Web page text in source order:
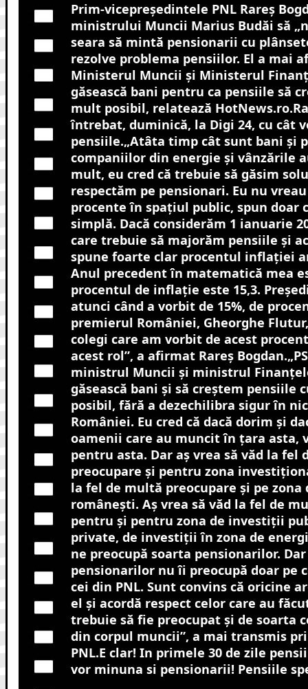
Prim-vicepreşedintele PNL Rareş
ministrului Muncii Marius Budăi să
seara să mintă pensionarii cu
rezolve problema pensiilor. El a mai
Ministerul Muncii şi Ministerul
găsească bani pentru ca pensiile să
mult posibil, relatează HotNews.ro.
întrebat, duminică, la Digi 24, cu cât
pensiile.„Atâta timp cât sunt bani şi
companiilor din energie şi vânzările
mult, eu cred că trebuie să găsim
respectăm pe pensionari. Eu nu
procente în spaţiul public, spun doar
simplă. Dacă considerăm 1 ianuarie
care trebuie să majorăm pensiile şi
spune foarte clar procentul inflaţiei
Anul precedent în matematică mea
procentul de inflaţie este 15,3.
atunci când a vorbit de 15%, de
premierul României, Gheorghe
colegi care am vorbit de acest
acest rol”, a afirmat Rareş
ministrul Muncii şi ministrul
găsească bani şi să creştem pensiile
posibil, fără a dezechilibra sigur în
României. Eu cred că dacă dorim şi
oamenii care au muncit în ţara asta,
pentru asta. Dar aş vrea să văd la fel
preocupare şi pentru zona
la fel de multă preocupare şi pe zona
româneşti. Aş vrea să văd la fel de
pentru şi pentru zona de investiţii
private, de investiţii în zona de
ne preocupă soarta pensionarilor.
pensionarilor nu îi preocupă doar pe
cei din PNL. Sunt convins că oricine
el şi acordă respect celor care au
trebuie să fie preocupat şi de soarta
din corpul muncii”, a mai transmis
PNL.E clar! In primele 30 de zile
vor minuna si pensionarii! Pensiile